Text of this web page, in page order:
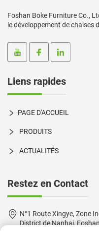
Foshan Boke Furniture Co.,
le développement de chaises
Liens rapides
PAGE D'ACCUEIL
PRODUITS
ACTUALITÉS
Restez en Contact
N°1 Route Xingye, Zone
District de Nanhai,